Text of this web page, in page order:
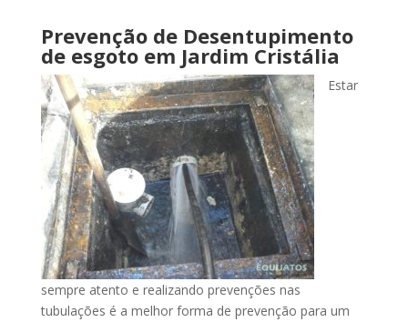
Prevenção de Desentupimento
de esgoto em Jardim Cristália
Estar
sempre atento e realizando prevenções nas
tubulações é a melhor forma de prevenção para um